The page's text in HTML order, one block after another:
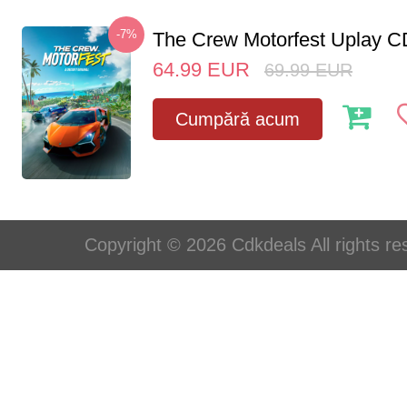
-7%
The Crew Motorfest Uplay
64.99 EUR 69.99 EUR
Cumpără acum
Copyright © 2026 Cdkdeals All rights